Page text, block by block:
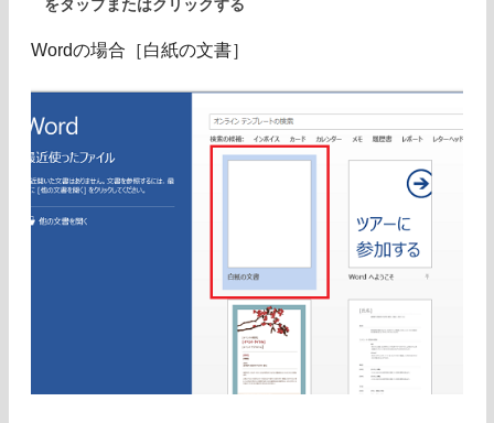
をタップまたはクリックする
Wordの場合［白紙の文書］